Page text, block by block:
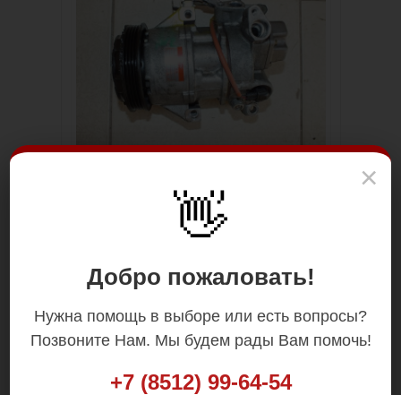
×
👋
Добро пожаловать!
Нужна помощь в выборе или есть вопросы?
Позвоните Нам. Мы будем рады Вам помочь!
+7 (8512) 99-64-54
Цена: 9 000.00 р.